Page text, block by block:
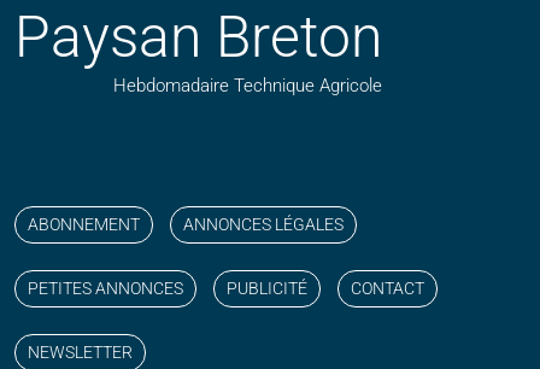
Paysan Breton
Hebdomadaire Technique Agricole
ABONNEMENT ANNONCES LÉGALES
PETITES ANNONCES PUBLICITÉ CONTACT
NEWSLETTER